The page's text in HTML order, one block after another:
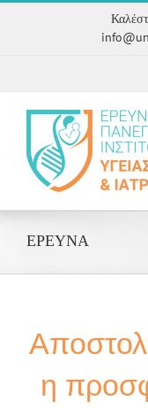
Skip
ΕΡΕΥΝΑ
η